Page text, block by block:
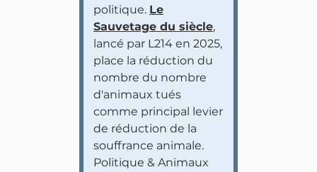
politique. Le
Sauvetage du siècle,
lancé par L214 en 2025,
place la réduction du
nombre du nombre
d'animaux tués
comme principal levier
de réduction de la
souffrance animale.
Politique & Animaux